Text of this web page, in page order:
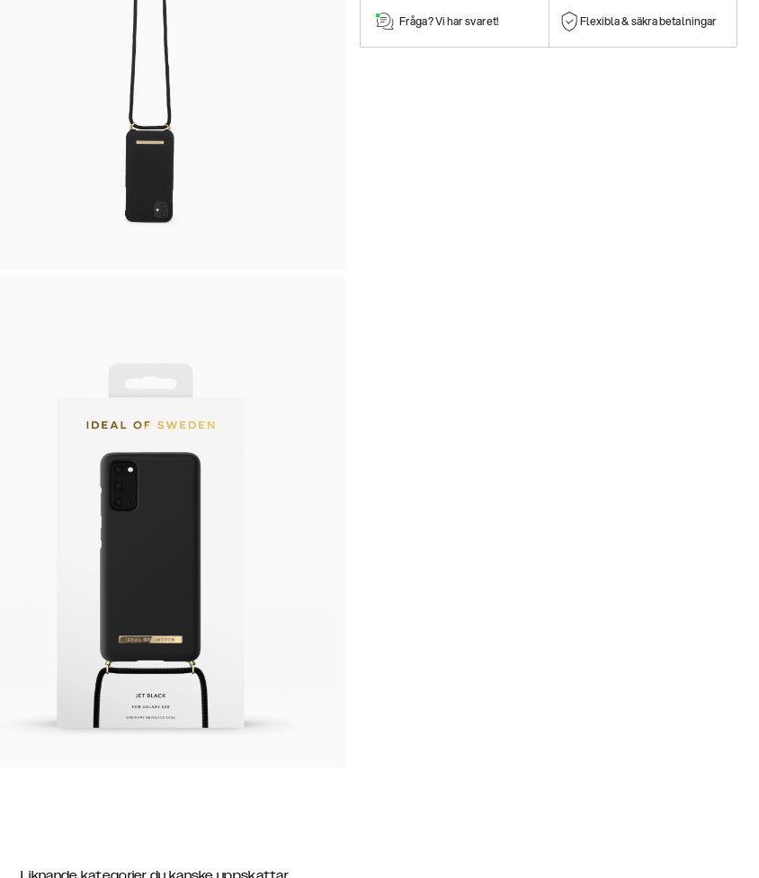
Fråga? Vi har svaret! Flexibla & säkra betalningar
Liknande kategorier du kanske uppskattar